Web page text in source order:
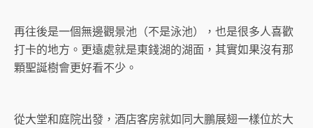
再往後是一個無邊觀景池（不是泳池），也是很多人喜歡
打卡的地方。更遠處就是東錢湖的湖面，其實如果沒有那
顆聖誕樹會更好看不少。
從大堂和庭院出發，酒店客房就如同大鵬展翅一樣位於大